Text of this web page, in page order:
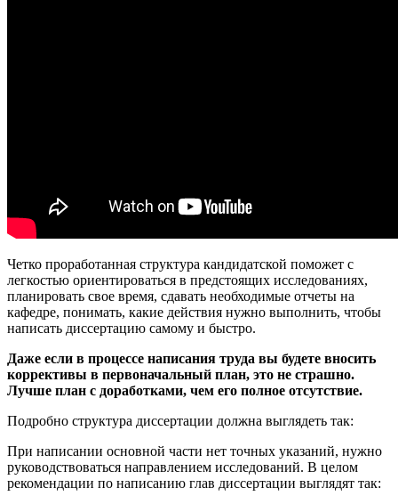
Четко проработанная структура кандидатской поможет с
легкостью ориентироваться в предстоящих исследованиях,
планировать свое время, сдавать необходимые отчеты на
кафедре, понимать, какие действия нужно выполнить, чтобы
написать диссертацию самому и быстро.
Даже если в процессе написания труда вы будете вносить
коррективы в первоначальный план, это не страшно.
Лучше план с доработками, чем его полное отсутствие.
Подробно структура диссертации должна выглядеть так:
При написании основной части нет точных указаний, нужно
руководствоваться направлением исследований. В целом
рекомендации по написанию глав диссертации выглядят так: